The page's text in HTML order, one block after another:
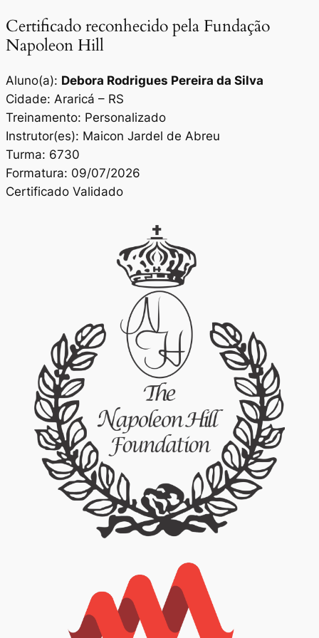
Certificado reconhecido pela Fundação
Napoleon Hill
Aluno(a): Debora Rodrigues Pereira da Silva
Cidade: Araricá – RS
Treinamento: Personalizado
Instrutor(es): Maicon Jardel de Abreu
Turma: 6730
Formatura: 09/07/2026
Certificado Validado